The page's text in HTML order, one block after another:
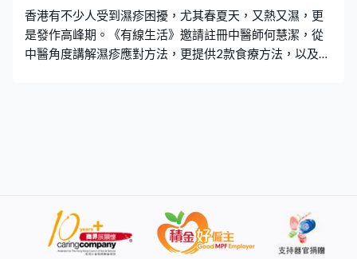
癢劇烈，滲液較多 治療方法：清
香港有不少人受到濕疹困擾，尤其春夏天，又熱又濕，更
是發作高峰期。《有線生活》邀請註冊中醫師何慧潔，從
中醫角度講解濕疹應對方法，更提供2款食療方法，以及6
疹。而且港人生活習慣欠佳，如壓力大休息不足，易肝鬱
化火，天氣炎熱更喜大量進食冷飲及生冷食物，影響脾胃